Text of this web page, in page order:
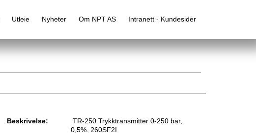
Utleie Nyheter Om NPT AS Intranett - Kundesider
Beskrivelse:
TR-250 Trykktransmitter 0-250 bar,
0,5%. 260SF2I